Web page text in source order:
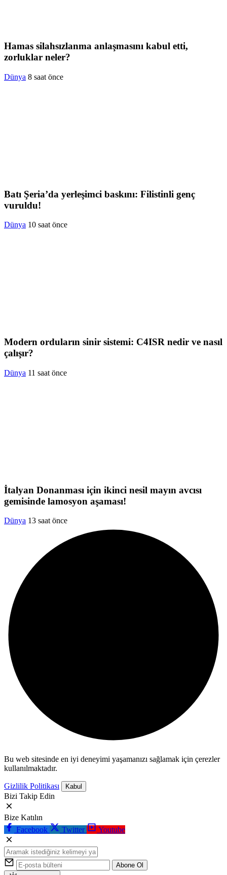
Hamas silahsızlanma anlaşmasını kabul etti,
zorluklar neler?
Dünya 8 saat önce
Batı Şeria’da yerleşimci baskını: Filistinli genç
vuruldu!
Dünya 10 saat önce
Modern orduların sinir sistemi: C4ISR nedir ve nasıl
çalışır?
Dünya 11 saat önce
İtalyan Donanması için ikinci nesil mayın avcısı
gemisinde lamosyon aşaması!
Dünya 13 saat önce
Bu web sitesinde en iyi deneyimi yaşamanızı sağlamak için çerezler
kullanılmaktadır.
Gizlilik Politikası Kabul
Bizi Takip Edin
Bize Katılın
Facebook
Twitter Youtube
Abone Ol